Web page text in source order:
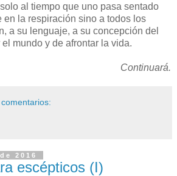
al tiempo que uno pasa sentado
en la respiración sino a todos los
a su lenguaje, a su concepción del
mundo y de afrontar la vida.
Continuará.
2016
escépticos (I)